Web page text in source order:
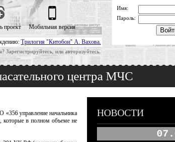
Трилогия "Китобои" А. Вахова.
Зарегистрируйтесь, или авторизуйтесь.
проект Мобильная версия
Имя:
Пароль:
центра МЧС
«356 управление начальника
которые в полном объеме не
НОВОСТИ